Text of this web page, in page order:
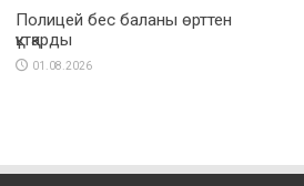
Полицей бес баланы өрттен
құтқарды
01.08.2026